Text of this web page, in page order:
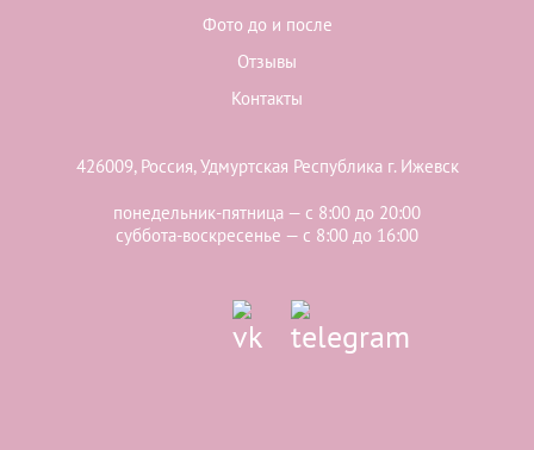
Фото до и после
Отзывы
Контакты
426009, Россия, Удмуртская Республика г. Ижевск
понедельник-пятница — с 8:00 до 20:00
суббота-воскресенье — с 8:00 до 16:00